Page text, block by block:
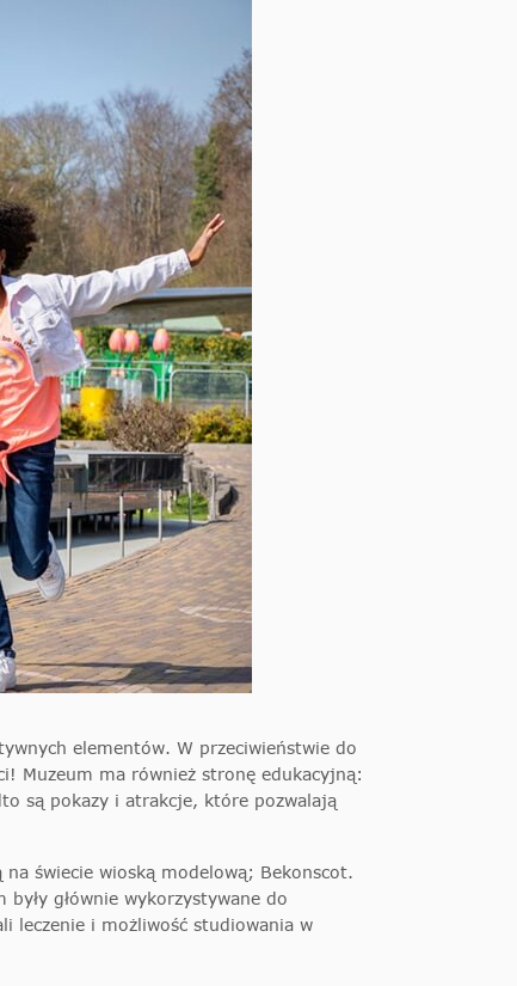
elementów. W przeciwieństwie do
Muzeum ma również stronę edukacyjną:
są pokazy i atrakcje, które pozwalają
świecie wioską modelową; Bekonscot.
głównie wykorzystywane do
leczenie i możliwość studiowania w